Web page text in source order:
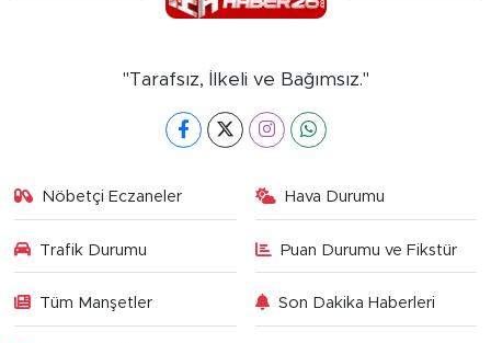
"Tarafsız, İlkeli ve Bağımsız."
Nöbetçi Eczaneler Hava Durumu
Trafik Durumu Puan Durumu ve Fikstür
Tüm Manşetler Son Dakika Haberleri